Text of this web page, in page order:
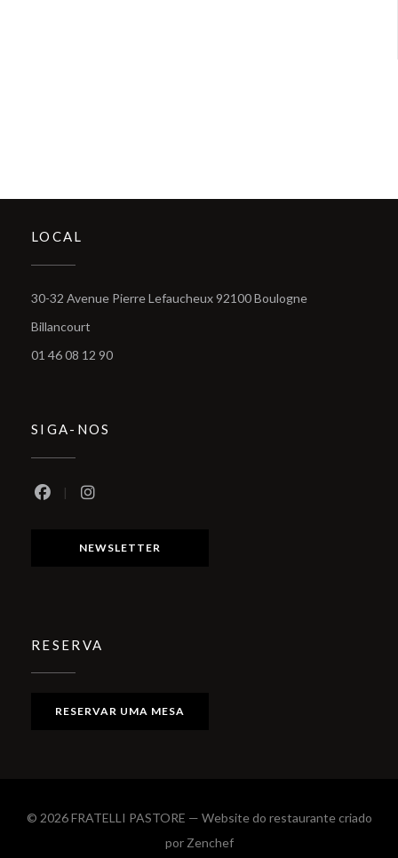
LOCAL
30-32 Avenue Pierre Lefaucheux 92100 Boulogne
Billancourt
01 46 08 12 90
SIGA-NOS
NEWSLETTER
RESERVA
RESERVAR UMA MESA
© 2026 FRATELLI PASTORE — Website do restaurante criado
por Zenchef((abre numa nova janela))